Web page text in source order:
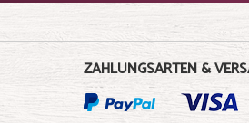
ZAHLUNGSARTEN &